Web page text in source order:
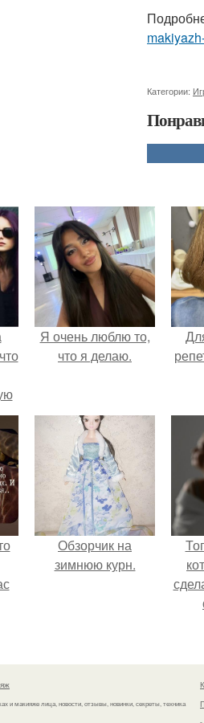
Категории:
Я очень люблю то,
что я делаю.
в
Обзорчик на
зимнюю курн.
и макияже лица, новости, отзывы, новинки, секреты, техника